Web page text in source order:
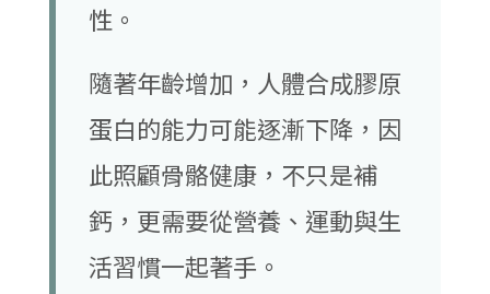
性。
隨著年齡增加，人體合成膠原
蛋白的能力可能逐漸下降，因
此照顧骨骼健康，不只是補
鈣，更需要從營養、運動與生
活習慣一起著手。